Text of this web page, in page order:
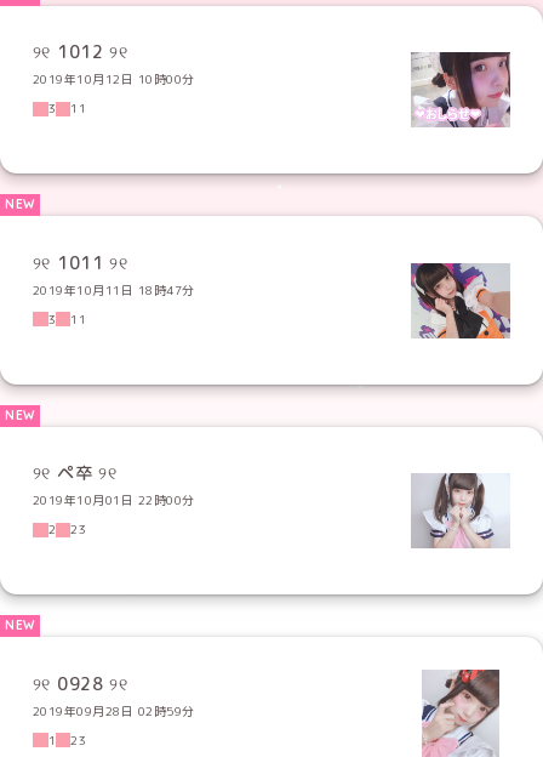
୨୧ 1012 ୨୧
2019年10月12日 10時00分
3
11
୨୧ 1011 ୨୧
2019年10月11日 18時47分
3
11
୨୧ ペ卒 ୨୧
2019年10月01日 22時00分
2
23
୨୧ 0928 ୨୧
2019年09月28日 02時59分
1
23